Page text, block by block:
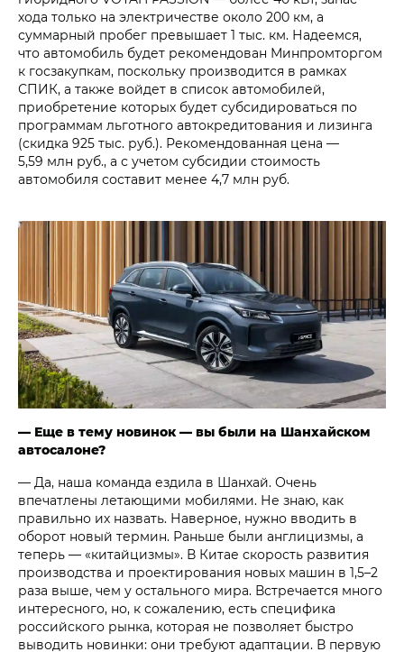
хода только на электричестве около 200 км, а
суммарный пробег превышает 1 тыс. км. Надеемся,
что автомобиль будет рекомендован Минпромторгом
к госзакупкам, поскольку производится в рамках
СПИК, а также войдет в список автомобилей,
приобретение которых будет субсидироваться по
программам льготного автокредитования и лизинга
(скидка 925 тыс. руб.). Рекомендованная цена —
5,59 млн руб., а с учетом субсидии стоимость
автомобиля составит менее 4,7 млн руб.
— Еще в тему новинок — вы были на Шанхайском
автосалоне?
— Да, наша команда ездила в Шанхай. Очень
впечатлены летающими мобилями. Не знаю, как
правильно их назвать. Наверное, нужно вводить в
оборот новый термин. Раньше были англицизмы, а
теперь — «китайцизмы». В Китае скорость развития
производства и проектирования новых машин в 1,5–2
раза выше, чем у остального мира. Встречается много
интересного, но, к сожалению, есть специфика
российского рынка, которая не позволяет быстро
выводить новинки: они требуют адаптации. В первую